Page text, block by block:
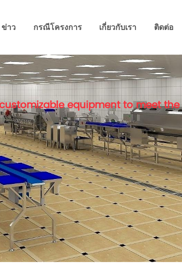
ข่าว กรณีโครงการ เกี่ยวกับเรา ติดต่อ
equipment to meet